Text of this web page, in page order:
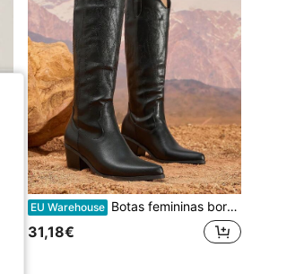
EU Warehouse Botas femininas bordadas estilo western acima do joelho, bico e salto grosso, botas quentes e sensuais de cano médio para outono/inverno
31,18€